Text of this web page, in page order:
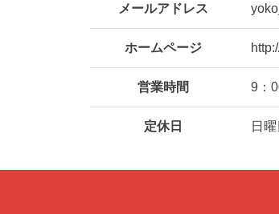
メールアドレス
ホームページ
営業時間 9：
定休日 日